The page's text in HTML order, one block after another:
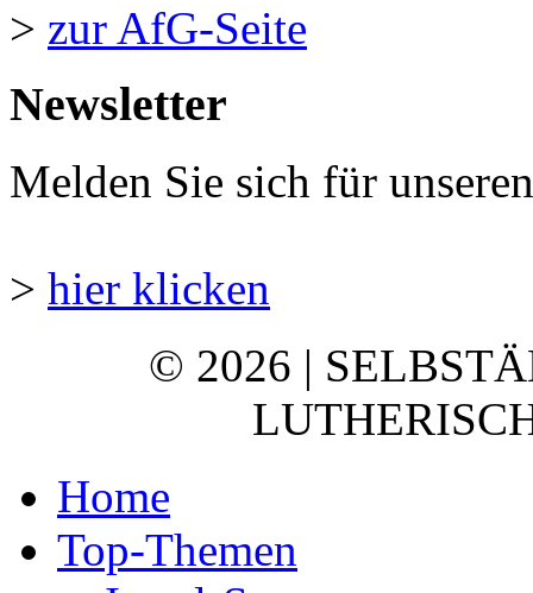
> zur AfG-Seite
Newsletter
Melden Sie sich für
> hier klicken
© 2026 |
Home
Top-Themen